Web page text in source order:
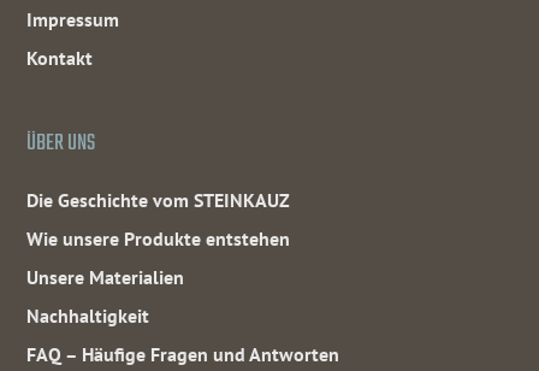
Impressum
Kontakt
ÜBER UNS
Die Geschichte vom STEINKAUZ
Wie unsere Produkte entstehen
Unsere Materialien
Nachhaltigkeit
FAQ – Häufige Fragen und Antworten